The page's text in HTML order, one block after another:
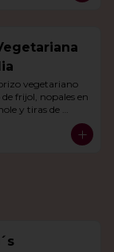
vegetariano
frijol, nopales en
y tiras de